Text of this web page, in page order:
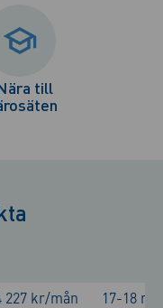
till
227 kr/mån
17-18 m²